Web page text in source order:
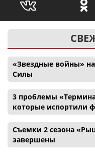
«Звездные войны»
Силы
3 проблемы
которые испортили
Съемки 2 сезона
завершены